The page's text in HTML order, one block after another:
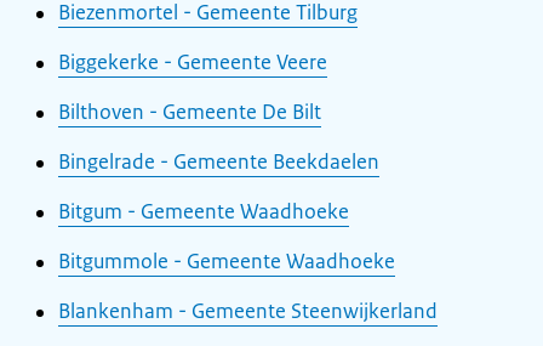
Biezenmortel - Gemeente Tilburg
Biggekerke - Gemeente Veere
Bilthoven - Gemeente De Bilt
Bingelrade - Gemeente Beekdaelen
Bitgum - Gemeente Waadhoeke
Bitgummole - Gemeente Waadhoeke
Blankenham - Gemeente Steenwijkerland